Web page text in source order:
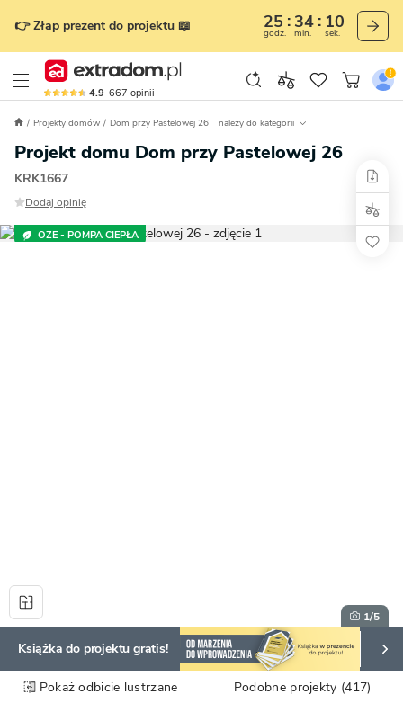
👉 Złap prezent do projektu 📖 25
godz.
34
min.
09
sek.
4.9 667 opinii
Projekty domów Dom przy Pastelowej 26 należy do kategorii
Projekt domu Dom przy Pastelowej 26
KRK1667
Dodaj opinię
OZE - POMPA CIEPŁA
1/5
Książka do projektu gratis!
Pokaż odbicie lustrzane Podobne projekty (417)